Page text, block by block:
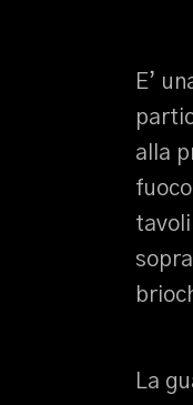
E’
alla
La